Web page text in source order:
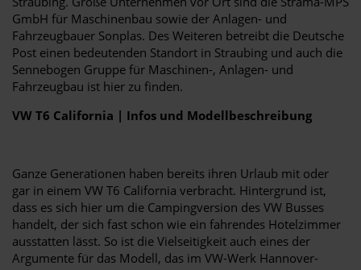
GmbH für Maschinenbau sowie der Anlagen- und
Fahrzeugbauer Sonplas. Des Weiteren betreibt die Deutsche
Post einen bedeutenden Standort in Straubing und auch die
Sennebogen Gruppe für Maschinen-, Anlagen- und
Fahrzeugbau ist hier zu finden.
VW T6 California | Infos und Modellbeschreibung
Ganze Generationen haben bereits ihren Urlaub mit oder
gar in einem VW T6 California verbracht. Hintergrund ist,
dass es sich hier um die Campingversion des VW Busses
handelt, der sich fast schon wie ein fahrendes Hotelzimmer
ausstatten lässt. So ist die Vielseitigkeit auch eines der
Argumente für das Modell, das im VW-Werk Hannover-